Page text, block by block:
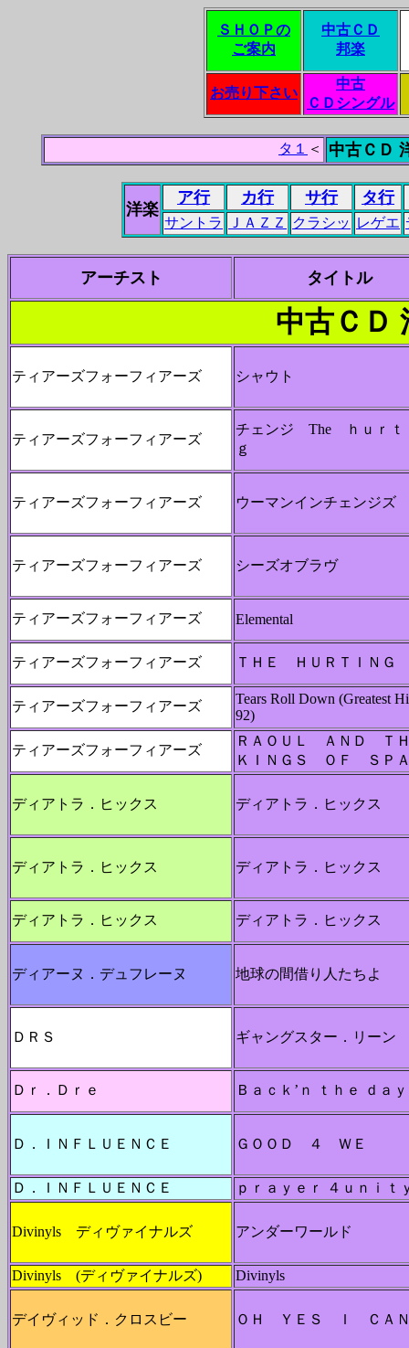
ＳＨＯＰの
ご案内
中古ＣＤ
邦楽
お売り下さい
中古
ＣＤシングル
タ１ ＜ 中古ＣＤ
洋楽
ア行 カ行 サ行 タ行
サントラ ＪＡＺＺ クラシッ レゲエ
アーチスト タイトル
中古ＣＤ
ティアーズフォーフィアーズ シャウト
ティアーズフォーフィアーズ
チェンジ The ｈｕｒｔ
ｇ
ティアーズフォーフィアーズ ウーマンインチェンジズ
ティアーズフォーフィアーズ シーズオブラヴ
ティアーズフォーフィアーズ Elemental
ティアーズフォーフィアーズ ＴＨＥ ＨＵＲＴＩＮＧ
ティアーズフォーフィアーズ
Tears Roll Down (Greatest
92)
ティアーズフォーフィアーズ
ＲＡＯＵＬ ＡＮＤ Ｔ
ＫＩＮＧＳ ＯＦ ＳＰ
ディアトラ．ヒックス ディアトラ．ヒックス
ディアトラ．ヒックス ディアトラ．ヒックス
ディアトラ．ヒックス ディアトラ．ヒックス
ディアーヌ．デュフレーヌ 地球の間借り人たちよ
ＤＲＳ ギャングスター．リーン
Ｄｒ．Ｄｒｅ Ｂａｃｋ’ｎ ｔｈｅ ｄａｙ
Ｄ．ＩＮＦＬＵＥＮＣＥ ＧＯＯＤ ４ ＷＥ
Ｄ．ＩＮＦＬＵＥＮＣＥ ｐｒａｙｅｒ ４ｕｎｉｔ
Divinyls ディヴァイナルズ アンダーワールド
Divinyls (ディヴァイナルズ) Divinyls
デイヴィッド．クロスビー ＯＨ ＹＥＳ Ｉ ＣＡ